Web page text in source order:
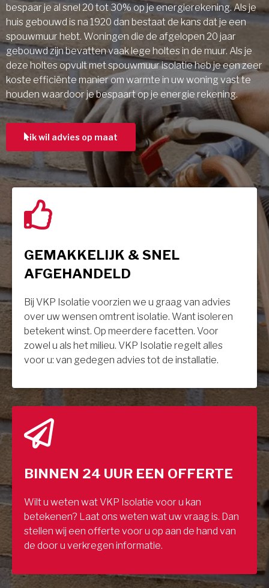
bespaar je al snel 20 tot 30% op je energierekening. Als je
huis gebouwd is na 1920 dan bestaat de kans dat je een
spouwmuur hebt. Woningen die de afgelopen 20 jaar
gebouwd zijn bevatten vaak lege holtes in de muur. Als je
deze holtes opvult met spouwmuur isolatie heb je een zeer
koste efficiënte manier om warmte in uw woning vast te
houden waardoor je bespaart op je energie rekening.
ik wil advies op maat
GEMAKKELIJK & SNEL
AFGEHANDELD
Bij VKP Isolatie voorzien we u graag van advies
over uw wensen omtrent isolatie. Want isoleren
betekent winst. Op meerdere facetten. Voor
zowel u als het milieu. VKP Isolatie regelt alles
voor u: van gedegen advies tot de installatie.
BINNEN 24 UUR EEN OFFERTE
Wilt u weten wat VKP Isolatie voor u kan
betekenen? Laat ons weten wat uw vraag is. Dan
stellen wij een offerte voor u op aan de hand van
de door u verkregen informatie.